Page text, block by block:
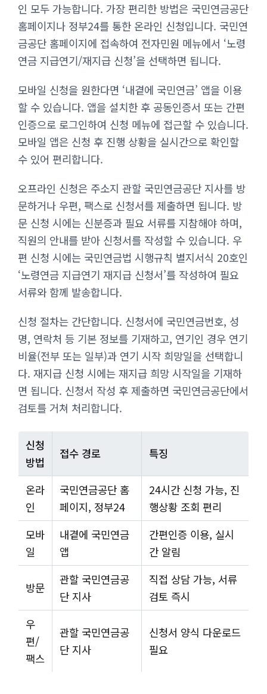
인 모두 가능합니다. 가장 편리한 방법은 국민연금공단
홈페이지나 정부24를 통한 온라인 신청입니다. 국민연
금공단 홈페이지에 접속하여 전자민원 메뉴에서 ‘노령
연금 지급연기/재지급 신청’을 선택하면 됩니다.
모바일 신청을 원한다면 ‘내곁에 국민연금’ 앱을 이용
할 수 있습니다. 앱을 설치한 후 공동인증서 또는 간편
인증으로 로그인하여 신청 메뉴에 접근할 수 있습니다.
모바일 앱은 신청 후 진행 상황을 실시간으로 확인할
수 있어 편리합니다.
오프라인 신청은 주소지 관할 국민연금공단 지사를 방
문하거나 우편, 팩스로 신청서를 제출하면 됩니다. 방
문 신청 시에는 신분증과 필요 서류를 지참해야 하며,
직원의 안내를 받아 신청서를 작성할 수 있습니다. 우
편 신청 시에는 국민연금법 시행규칙 별지서식 20호인
‘노령연금 지급연기 재지급 신청서’를 작성하여 필요
서류와 함께 발송합니다.
신청 절차는 간단합니다. 신청서에 국민연금번호, 성
명, 연락처 등 기본 정보를 기재하고, 연기인 경우 연기
비율(전부 또는 일부)과 연기 시작 희망일을 선택합니
다. 재지급 신청 시에는 재지급 희망 시작일을 기재하
면 됩니다. 신청서 작성 후 제출하면 국민연금공단에서
검토를 거쳐 처리합니다.
신청
방법
접수 경로 특징
온라
인
국민연금공단 홈
페이지, 정부24
24시간 신청 가능, 진
행상황 조회 편리
모바
일
내곁에 국민연금
앱
간편인증 이용, 실시
간 알림
방문
관할 국민연금공
단 지사
직접 상담 가능, 서류
검토 즉시
우
편/
팩스
관할 국민연금공
단 지사
신청서 양식 다운로드
필요